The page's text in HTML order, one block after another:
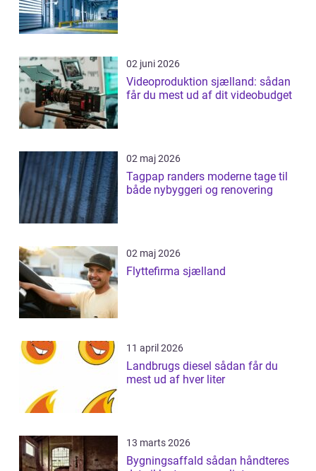
02 juni 2026
Videoproduktion sjælland: sådan
får du mest ud af dit videobudget
02 maj 2026
Tagpap randers moderne tage til
både nybyggeri og renovering
02 maj 2026
Flyttefirma sjælland
11 april 2026
Landbrugs diesel sådan får du
mest ud af hver liter
13 marts 2026
Bygningsaffald sådan håndteres